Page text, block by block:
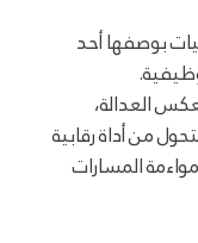
بوصفها أحد
العدالة،
من أداة رقابية
المسارات